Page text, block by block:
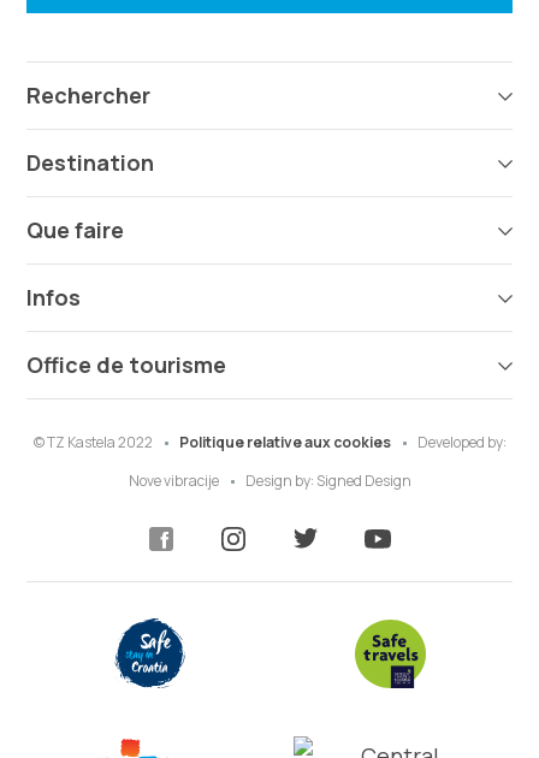
Rechercher
Destination
Que faire
Infos
Office de tourisme
© TZ Kastela 2022 Politique relative aux cookies
Developed by:
Nove vibracije
Design by: Signed Design